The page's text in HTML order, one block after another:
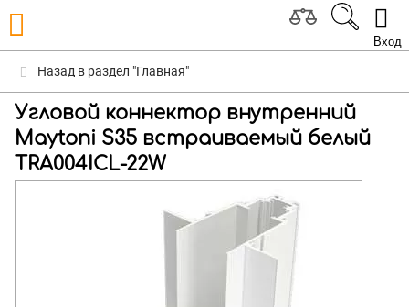
Вход
Назад в раздел "Главная"
Угловой коннектор внутренний
Maytoni S35 встраиваемый белый
TRA004ICL-22W